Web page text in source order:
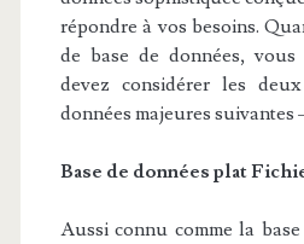
répondre à vos besoins.
de base de données,
devez considérer les
données majeures suivantes
Base de données plat
Aussi connu comme la